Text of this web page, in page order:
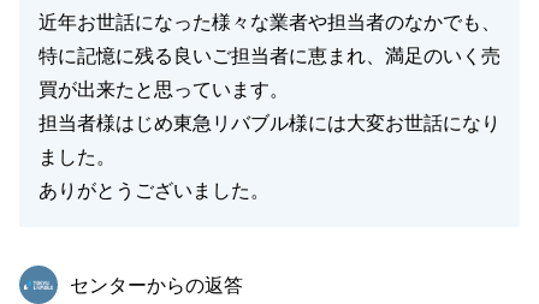
近年お世話になった様々な業者や担当者のなかでも、
特に記憶に残る良いご担当者に恵まれ、満足のいく売
買が出来たと思っています。
担当者様はじめ東急リバブル様には大変お世話になり
ました。
ありがとうございました。
東急リバブル
センターからの返答